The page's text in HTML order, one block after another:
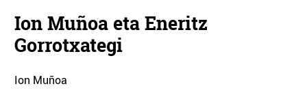
Ion Muñoa eta Eneritz
Gorrotxategi
Ion Muñoa